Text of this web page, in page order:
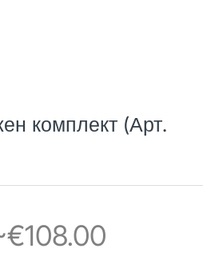
комплект (Арт.